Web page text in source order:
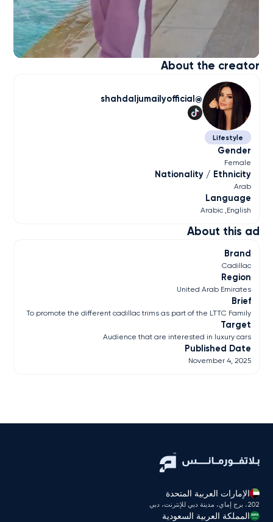
About this ad
Brand
Cadillac
Region
United Arab Emirates
Brief
To promote the different cadillac trims as part of the LTTC Family
Target
Audience that are interested in luxury cars
Published Date
November 4, 2025
About the creator
shahdaljumailyofficial
Lifestyle
Gender
Female
Nationality / Ethnicity
Arab
Language
English
Arabic
الإمارات العربية المتحدة
202، برج إماي، مدينة دبي للإنترنت، دبي
المملكة العربية السعودية